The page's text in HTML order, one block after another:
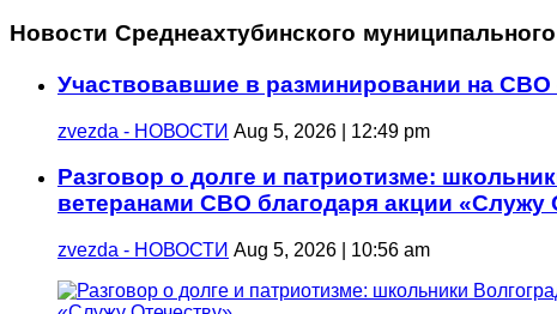
Новости Среднеахтубинского
Участвовавшие в разминировании на СВО
zvezda - НОВОСТИ Aug 5, 2026 | 12:49 pm
Разговор о долге и патриотизме:
ветеранами СВО благодаря акции «Служу
zvezda - НОВОСТИ Aug 5, 2026 | 10:56 am